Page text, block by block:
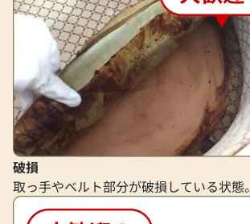
破損
取っ手やベルト部分が破損している状態。